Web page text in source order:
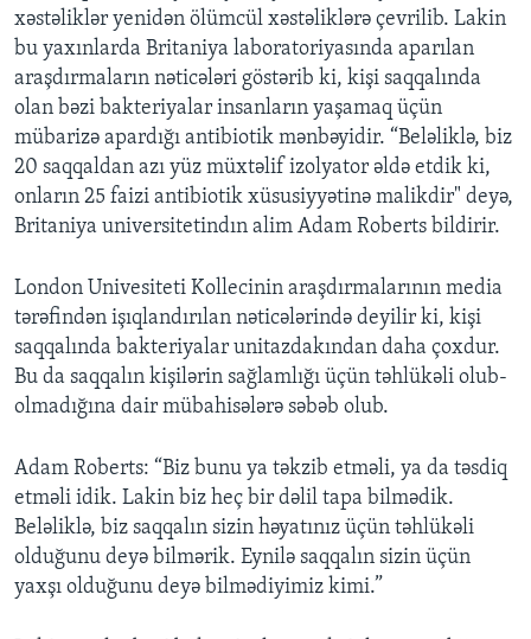
xəstəliklər yenidən ölümcül xəstəliklərə çevrilib. Lakin
bu yaxınlarda Britaniya laboratoriyasında aparılan
araşdırmaların nəticələri göstərib ki, kişi saqqalında
olan bəzi bakteriyalar insanların yaşamaq üçün
mübarizə apardığı antibiotik mənbəyidir. “Beləliklə, biz
20 saqqaldan azı yüz müxtəlif izolyator əldə etdik ki,
onların 25 faizi antibiotik xüsusiyyətinə malikdir" deyə,
Britaniya universitetindın alim Adam Roberts bildirir.
London Univesiteti Kollecinin araşdırmalarının media
tərəfindən işıqlandırılan nəticələrində deyilir ki, kişi
saqqalında bakteriyalar unitazdakından daha çoxdur.
Bu da saqqalın kişilərin sağlamlığı üçün təhlükəli olub-
olmadığına dair mübahisələrə səbəb olub.
Adam Roberts: “Biz bunu ya təkzib etməli, ya da təsdiq
etməli idik. Lakin biz heç bir dəlil tapa bilmədik.
Beləliklə, biz saqqalın sizin həyatınız üçün təhlükəli
olduğunu deyə bilmərik. Eynilə saqqalın sizin üçün
yaxşı olduğunu deyə bilmədiyimiz kimi.”